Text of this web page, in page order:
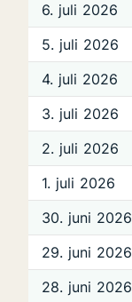
6. juli 2026
5. juli 2026
4. juli 2026
3. juli 2026
2. juli 2026
1. juli 2026
30. juni 2026
29. juni 2026
28. juni 2026